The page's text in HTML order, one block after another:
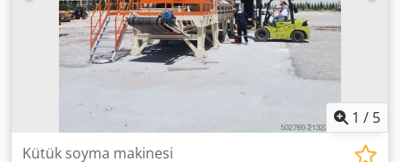
1 / 5
Kütük soyma makinesi